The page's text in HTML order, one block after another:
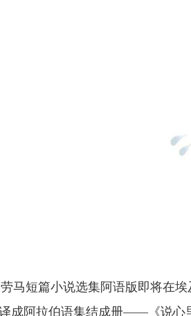
短篇小说选集阿语版即将在埃
译成阿拉伯语集结成册——《说